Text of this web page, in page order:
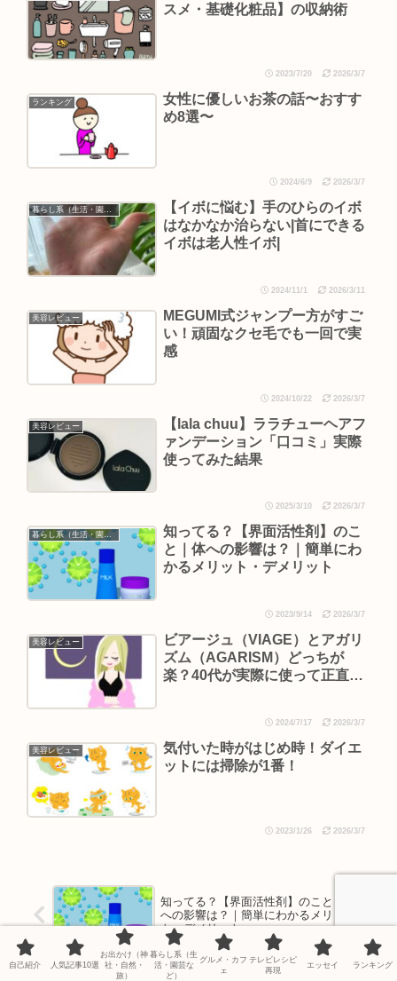
スメ・基礎化粧品】の収納術
2023/7/20 2026/3/7
ランキング
女性に優しいお茶の話〜おすす
め8選〜
2024/6/9 2026/3/7
暮らし系（生活・園芸など）
【イボに悩む】手のひらのイボ
はなかなか治らない|首にできる
イボは老人性イボ|
2024/11/1 2026/3/11
美容レビュー
MEGUMI式ジャンプー方がすご
い！頑固なクセ毛でも一回で実
感
2024/10/22 2026/3/7
美容レビュー
【lala chuu】ララチューヘアフ
ァンデーション「口コミ」実際
使ってみた結果
2025/3/10 2026/3/7
暮らし系（生活・園芸など）
知ってる？【界面活性剤】のこ
と｜体への影響は？｜簡単にわ
かるメリット・デメリット
2023/9/14 2026/3/7
美容レビュー
ビアージュ（VIAGE）とアガリ
ズム（AGARISM）どっちが
楽？40代が実際に使って正直比
2024/7/17 2026/3/7
美容レビュー
気付いた時がはじめ時！ダイエ
ットには掃除が1番！
2023/1/26 2026/3/7
知ってる？【界面活性剤】のこと｜体
への影響は？｜簡単にわかるメリッ
ト・デメリット
自己紹介 人気記事10選
お出かけ（神
社・自然・
旅）
暮らし系（生
活・園芸な
ど）
グルメ・カフ
ェ
テレビレシピ
再現
エッセイ ランキング